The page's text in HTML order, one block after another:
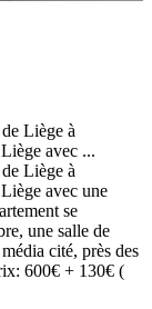
Liège à
avec ...
Liège à
avec une
se
une salle de
cité, près des
600€ + 130€ (